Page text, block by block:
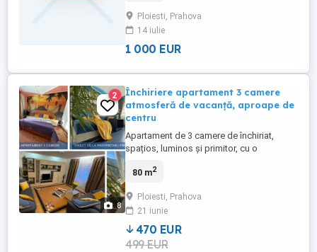
Centrala Proprie, Aer Conditionat, Frigider,
masina de spalat, TV, Aragaz,
Compartimentat Open ...
Ploiesti, Prahova
14 iulie
1 000 EUR
8
2
Închiriere apartament 3 camere
atmosferă de vacanță, aproape de
centru
Apartament de 3 camere de închiriat,
spațios, luminos și primitor, cu o
vacanță. Caracteristici principale: Locație
la doar 4 minute cu mașina. 3 camere
amenajate cu atenție, care îți vor inspira o
atmosferă ...
80 m2
Ploiesti, Prahova
21 iunie
470 EUR
499 EUR